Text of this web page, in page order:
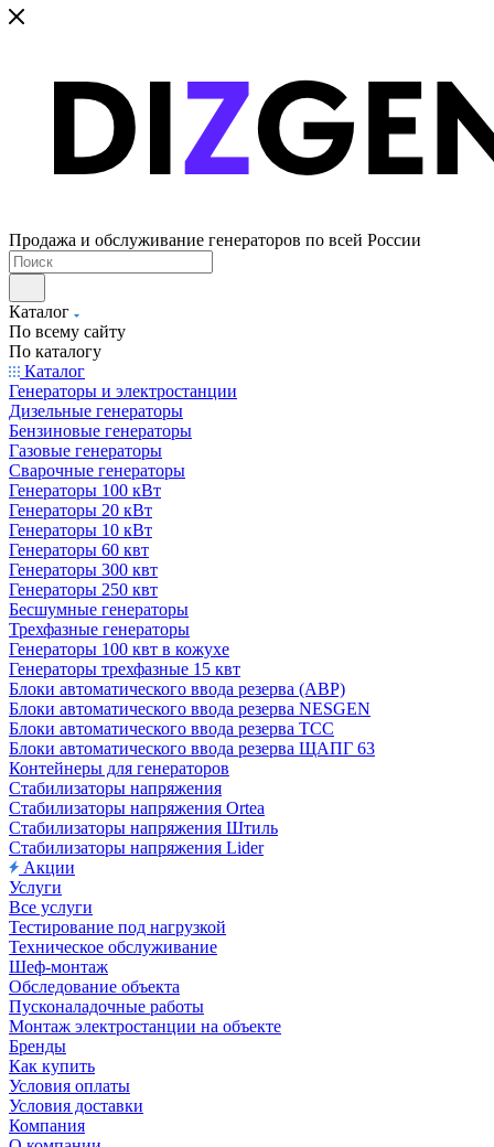
Продажа и обслуживание генераторов по всей России
Каталог
По всему сайту
По каталогу
Каталог
Генераторы и электростанции
Дизельные генераторы
Бензиновые генераторы
Газовые генераторы
Сварочные генераторы
Генераторы 100 кВт
Генераторы 20 кВт
Генераторы 10 кВт
Генераторы 60 квт
Генераторы 300 квт
Генераторы 250 квт
Бесшумные генераторы
Трехфазные генераторы
Генераторы 100 квт в кожухе
Генераторы трехфазные 15 квт
Блоки автоматического ввода резерва (АВР)
Блоки автоматического ввода резерва NESGEN
Блоки автоматического ввода резерва ТСС
Блоки автоматического ввода резерва ЩАПГ 63
Контейнеры для генераторов
Стабилизаторы напряжения
Стабилизаторы напряжения Ortea
Стабилизаторы напряжения Штиль
Стабилизаторы напряжения Lider
Акции
Услуги
Все услуги
Тестирование под нагрузкой
Техническое обслуживание
Шеф-монтаж
Обследование объекта
Пусконаладочные работы
Монтаж электростанции на объекте
Бренды
Как купить
Условия оплаты
Условия доставки
Компания